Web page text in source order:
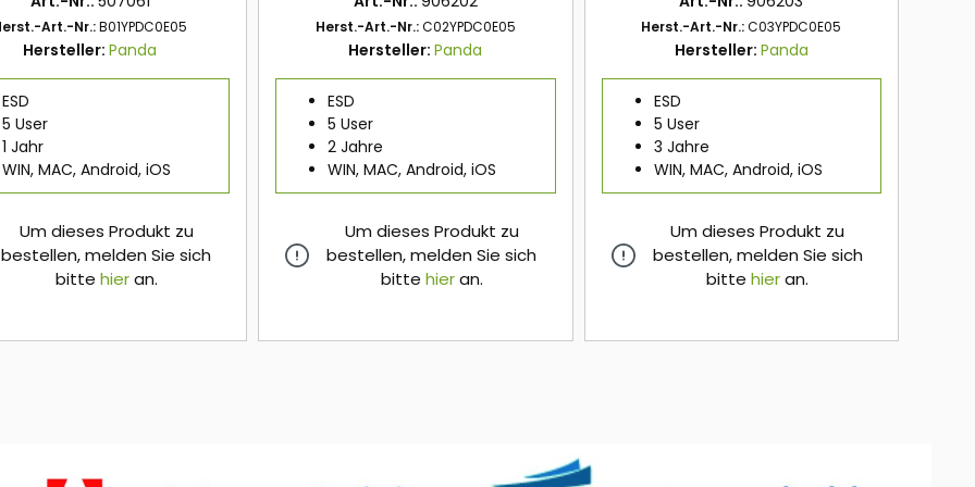
Art.-Nr.:B01YPDC0E05
Hersteller:Panda
ESD
5 User
1 Jahr
WIN, MAC, Android, iOS
Um dieses Produkt zu
bestellen, melden Sie sich
bitte hieran.
Herst.-Art.-Nr.:C02YPDC0E05
Hersteller:Panda
ESD
5 User
2 Jahre
WIN, MAC, Android, iOS
Um dieses Produkt zu
bestellen, melden Sie sich
bitte hieran.
Herst.-Art.-Nr.:C03YPDC0E05
Hersteller: Panda
ESD
5 User
3 Jahre
WIN, MAC, Android, iOS
Um dieses Produkt zu
bestellen, melden Sie sich
bittehieran.